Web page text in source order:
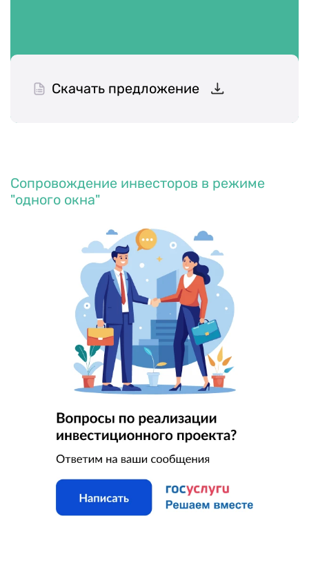
Скачать предложение
Сопровождение инвесторов в режиме
"одного окна"